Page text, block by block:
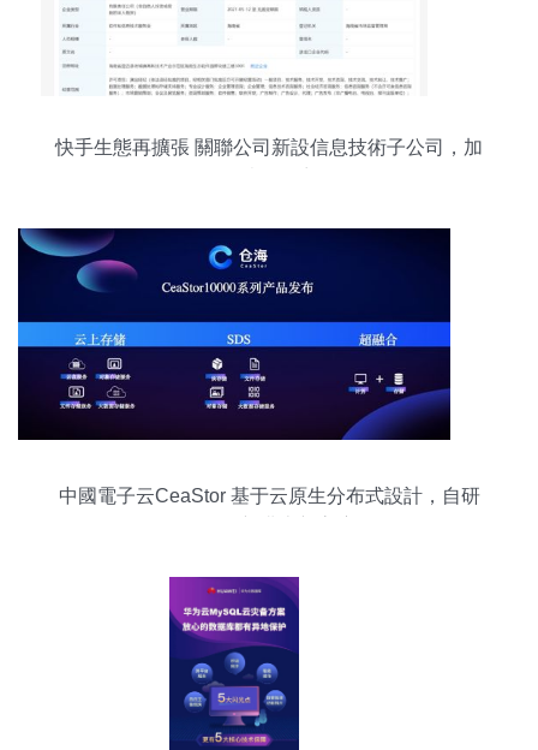
快手生態再擴張 關聯公司新設信息技術子公司，加
中國電子云CeaStor 基于云原生分布式設計，自研